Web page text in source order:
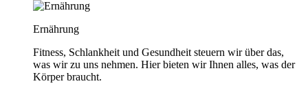
Ernährung
Fitness, Schlankheit und Gesundheit steuern wir über das,
was wir zu uns nehmen. Hier bieten wir Ihnen alles, was der
Körper braucht.